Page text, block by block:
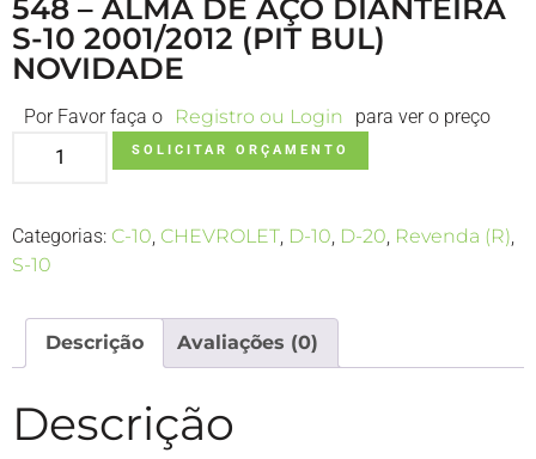
548 – ALMA DE AÇO DIANTEIRA
S-10 2001/2012 (PIT BUL)
NOVIDADE
Por Favor faça o Registro ou Login para ver o preço
SOLICITAR ORÇAMENTO
Categorias: C-10, CHEVROLET, D-10, D-20, Revenda (R),
S-10
Descrição Avaliações (0)
Descrição